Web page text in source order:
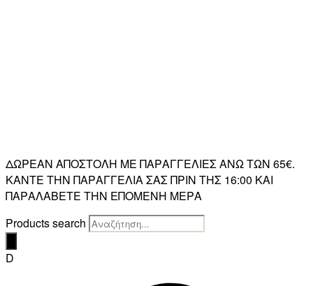
ΔΩΡΕΑΝ ΑΠΟΣΤΟΛΗ ΜΕ ΠΑΡΑΓΓΕΛΙΕΣ ΑΝΩ ΤΩΝ 65€.
ΚΑΝΤΕ ΤΗΝ ΠΑΡΑΓΓΕΛΙΑ ΣΑΣ ΠΡΙΝ ΤΗΣ 16:00 ΚΑΙ
ΠΑΡΑΛΑΒΕΤΕ ΤΗΝ ΕΠΟΜΕΝΗ ΜΕΡΑ
Products search
D